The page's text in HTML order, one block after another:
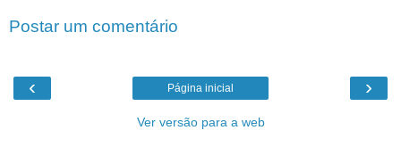
Postar um comentário
‹ ›
Página inicial
Ver versão para a web